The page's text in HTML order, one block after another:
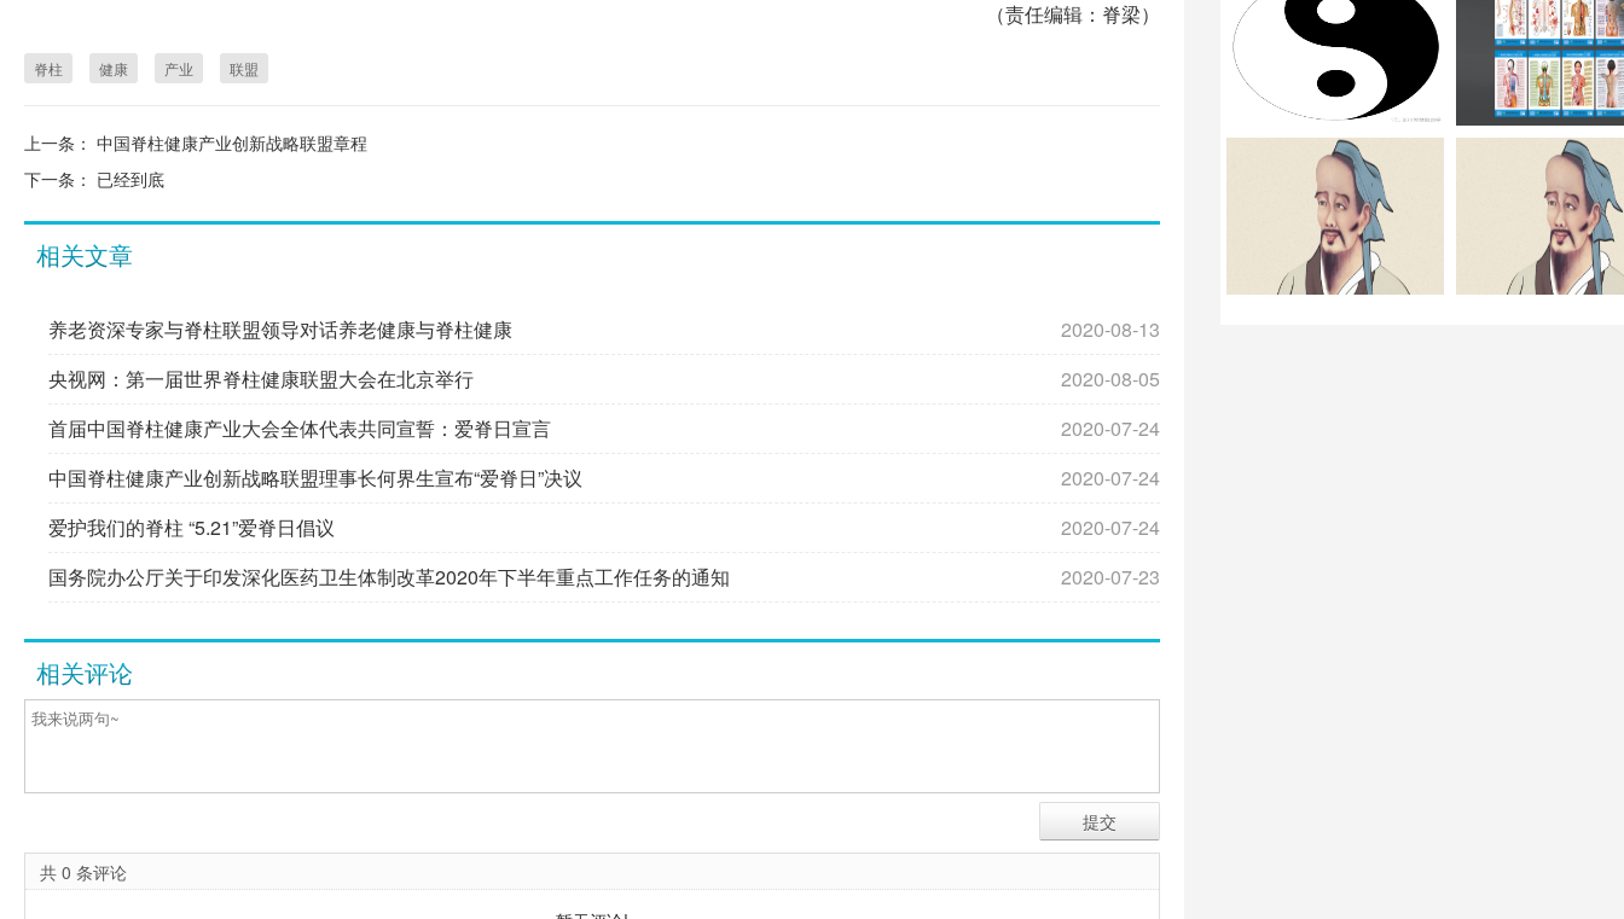
（责任编辑：脊梁）
脊柱 健康 产业 联盟
上一条： 中国脊柱健康产业创新战略联盟章程
下一条： 已经到底
相关文章
养老资深专家与脊柱联盟领导对话养老健康与脊柱健康
2020-08-13
央视网：第一届世界脊柱健康联盟大会在北京举行
2020-08-05
首届中国脊柱健康产业大会全体代表共同宣誓：爱脊日宣言
2020-07-24
中国脊柱健康产业创新战略联盟理事长何界生宣布“爱脊日”决议
2020-07-24
爱护我们的脊柱 “5.21”爱脊日倡议
2020-07-24
国务院办公厅关于印发深化医药卫生体制改革2020年下半年重点工作任务的通知
2020-07-23
相关评论
共 0 条评论